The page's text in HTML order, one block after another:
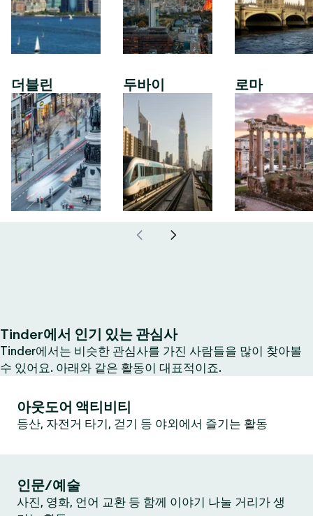
더블린 두바이 로마
Tinder에서 인기 있는 관심사
Tinder에서는 비슷한 관심사를 가진 사람들을 많이 찾아볼
수 있어요. 아래와 같은 활동이 대표적이죠.
아웃도어 액티비티
등산, 자전거 타기, 걷기 등 야외에서 즐기는 활동
인문/예술
사진, 영화, 언어 교환 등 함께 이야기 나눌 거리가 생